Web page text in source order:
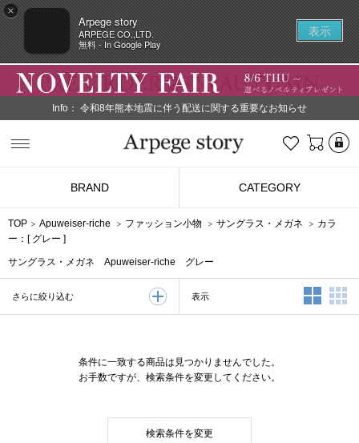
×
Arpege story
ARPEGE CO.,LTD.
無料 - In Google Play
表示
Info： 令和8年熊本地震に伴う配送に関する重要なお知らせ
お気に入り
BRAND CATEGORY
TOP Apuweiser-riche ファッション小物 サングラス・メガネ
カラ
ー：[ グレー ]
サングラス・メガネ Apuweiser-riche グレー
さらに絞り込む 表示 2列表示
条件に一致する商品は見つかりませんでした。
お手数ですが、検索条件を変更してください。
検索条件を変更